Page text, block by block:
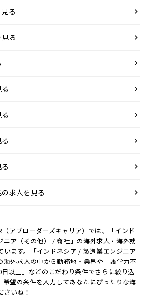
る
る
求人を見る
（アブローダーズキャリア）では、「インド
ニア（その他） / 商社」の海外求人・海外就
います。「インドネシア / 製造業エンジニア
海外求人の中から勤務地・業界や「語学力不
以上」などのこだわり条件でさらに絞り込
希望の条件を入力してあなたにぴったりな海
さいね！